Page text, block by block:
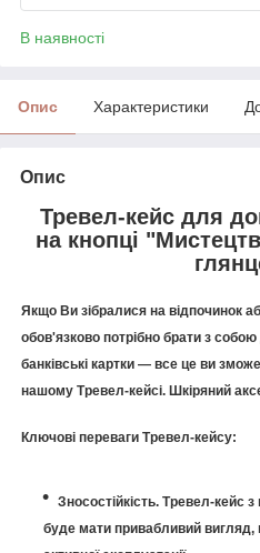
В наявності
Опис Характеристики
Опис
Тревел-кейс для
на кнопці
Якщо Ви зібралися на відпочинок
обов'язково потрібно брати з
банківські картки — все це ви
нашому Тревел-кейсі. Шкіряний
Ключові переваги Тревел-кейсу:
Зносостійкість. Тревел-кейс
буде мати привабливий вигляд,